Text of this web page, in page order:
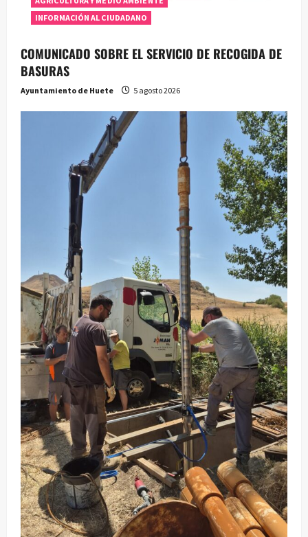
INFORMACIÓN AL CIUDADANO
COMUNICADO SOBRE EL SERVICIO DE RECOGIDA DE
BASURAS
Ayuntamiento de Huete 5 agosto 2026